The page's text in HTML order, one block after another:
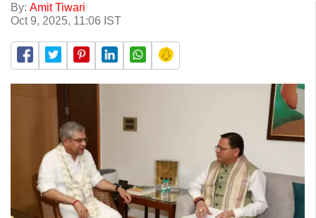
By: Amit Tiwari
Oct 9, 2025, 11:06 IST